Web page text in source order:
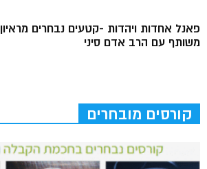
פאנל אחדות ויהדות -קטעים נבחרים מראיון
משותף עם הרב אדם סיני
קורסים מובחרים